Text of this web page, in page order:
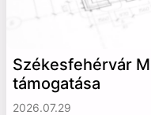
Székesfehérvár
támogatása
2026.07.29